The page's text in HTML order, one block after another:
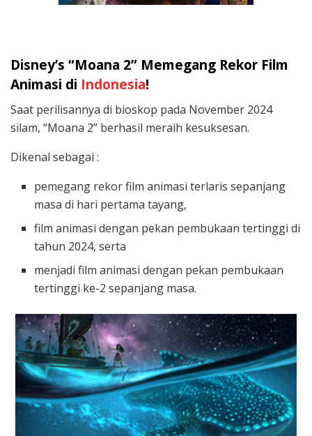
Disney’s “Moana 2” Memegang Rekor Film
Animasi di Indonesia!
Saat perilisannya di bioskop pada November 2024
silam, “Moana 2” berhasil meraih kesuksesan.
Dikenal sebagai :
pemegang rekor film animasi terlaris sepanjang
masa di hari pertama tayang,
film animasi dengan pekan pembukaan tertinggi di
tahun 2024, serta
menjadi film animasi dengan pekan pembukaan
tertinggi ke-2 sepanjang masa.